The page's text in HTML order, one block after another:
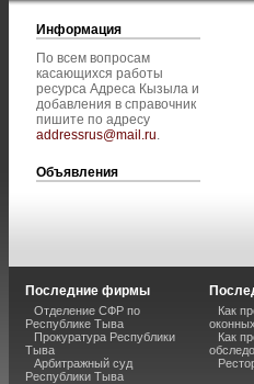
Информация
По всем вопросам
касающихся работы
ресурса Адреса Кызыла и
добавления в справочник
пишите по адресу
addressrus@mail.ru.
Объявления
Последние фирмы
Отделение СФР по
Республике Тыва
Прокуратура Республики
Тыва
Арбитражный суд
Республики Тыва
Как
Как